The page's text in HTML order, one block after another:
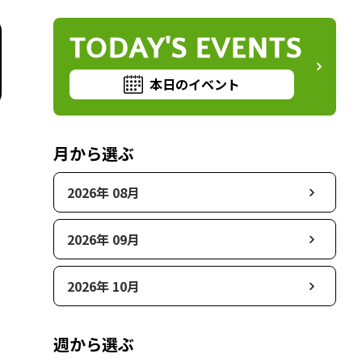
TODAY'S EVENTS
本日のイベント
月から選ぶ
2026年 08月
2026年 09月
2026年 10月
週から選ぶ